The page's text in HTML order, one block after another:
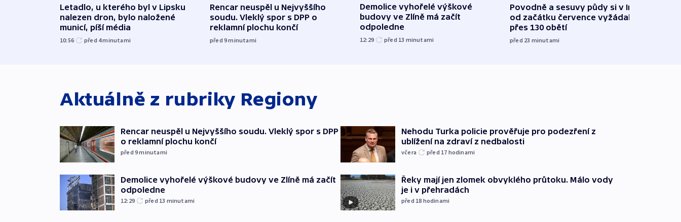
Letadlo, u kterého byl v Lipsku
nalezen dron, bylo naložené
municí, píší média
10:56 před 4minutami
Rencar neuspěl u Nejvyššího
soudu. Vleklý spor s DPP o
reklamní plochu končí
před 9minutami
Demolice vyhořelé výškové
budovy ve Zlíně má začít
odpoledne
12:29 před 13 minutami
Povodně a sesuvy půdy si v Indii
od začátku července vyžádaly
přes 130 obětí
před 23 minutami
Aktuálně z rubriky Regiony
Rencar neuspěl u Nejvyššího soudu. Vleklý spor s DPP
o reklamní plochu končí
před 9minutami
Demolice vyhořelé výškové budovy ve Zlíně má začít
odpoledne
12:29 před 13 minutami
Nehodu Turka policie prověřuje pro podezření z
ublížení na zdraví z nedbalosti
včera před 17 hodinami
Řeky mají jen zlomek obvyklého průtoku. Málo vody
je i v přehradách
před 18 hodinami